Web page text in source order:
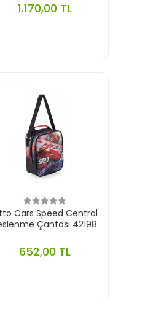
1.170,00 TL
Cars Speed Central
Çantası 42198
652,00 TL